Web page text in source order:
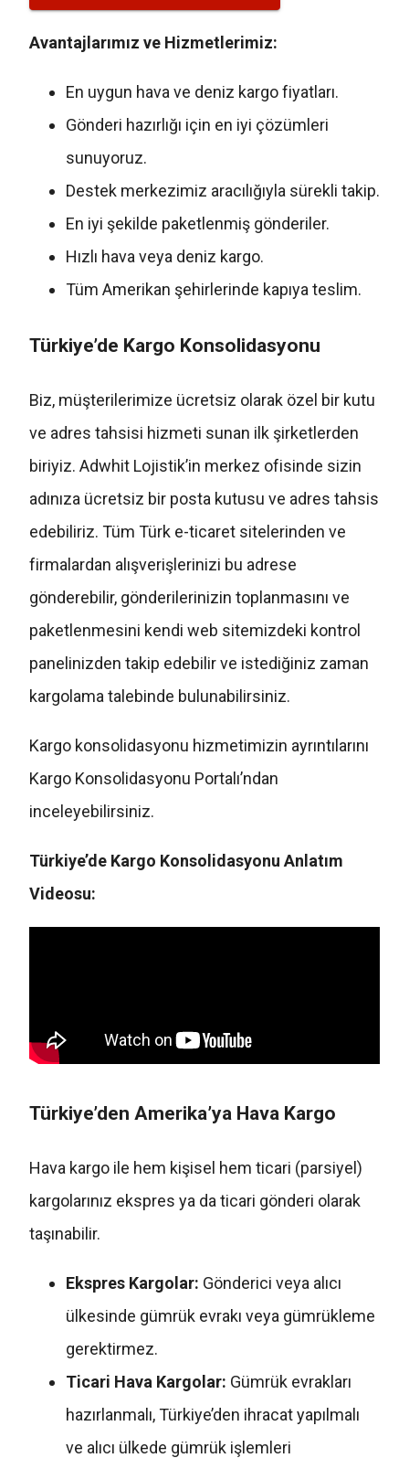
Avantajlarımız ve Hizmetlerimiz:
En uygun hava ve deniz kargo fiyatları.
Gönderi hazırlığı için en iyi çözümleri
sunuyoruz.
Destek merkezimiz aracılığıyla sürekli takip.
En iyi şekilde paketlenmiş gönderiler.
Hızlı hava veya deniz kargo.
Tüm Amerikan şehirlerinde kapıya teslim.
Türkiye’de Kargo Konsolidasyonu
Biz, müşterilerimize ücretsiz olarak özel bir kutu
ve adres tahsisi hizmeti sunan ilk şirketlerden
biriyiz. Adwhit Lojistik’in merkez ofisinde sizin
adınıza ücretsiz bir posta kutusu ve adres tahsis
edebiliriz. Tüm Türk e-ticaret sitelerinden ve
firmalardan alışverişlerinizi bu adrese
gönderebilir, gönderilerinizin toplanmasını ve
paketlenmesini kendi web sitemizdeki kontrol
panelinizden takip edebilir ve istediğiniz zaman
kargolama talebinde bulunabilirsiniz.
Kargo konsolidasyonu hizmetimizin ayrıntılarını
Kargo Konsolidasyonu Portalı’ndan
inceleyebilirsiniz.
Türkiye’de Kargo Konsolidasyonu Anlatım
Videosu:
Türkiye’den Amerika’ya Hava Kargo
Hava kargo ile hem kişisel hem ticari (parsiyel)
kargolarınız ekspres ya da ticari gönderi olarak
taşınabilir.
Ekspres Kargolar: Gönderici veya alıcı
ülkesinde gümrük evrakı veya gümrükleme
gerektirmez.
Ticari Hava Kargolar: Gümrük evrakları
hazırlanmalı, Türkiye’den ihracat yapılmalı
ve alıcı ülkede gümrük işlemleri